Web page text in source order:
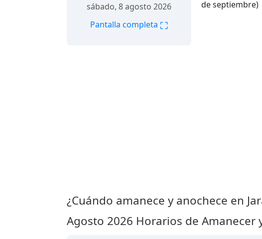
sábado, 8 agosto 2026
Pantalla completa ⛶
de septiembre)
¿Cuándo amanece y anochece en
Agosto 2026 Horarios de Amanecer